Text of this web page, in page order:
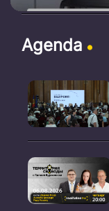
Agenda